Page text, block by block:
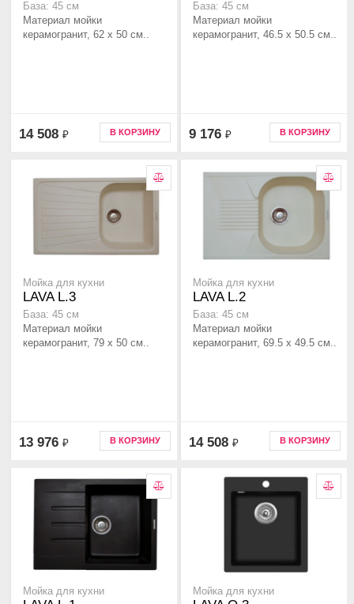
База: 45 см
Материал мойки
керамогранит, 62 x 50 см..
14 508 ₽ В КОРЗИНУ
База: 45 см
Материал мойки
керамогранит, 46.5 x 50.5 см..
9 176 ₽ В КОРЗИНУ
Мойка для кухни
LAVA L.3
База: 45 см
Материал мойки
керамогранит, 79 x 50 см..
13 976 ₽ В КОРЗИНУ
Мойка для кухни
LAVA L.2
База: 45 см
Материал мойки
керамогранит, 69.5 x 49.5 см..
14 508 ₽ В КОРЗИНУ
Мойка для кухни Мойка для кухни